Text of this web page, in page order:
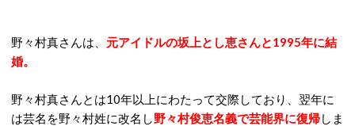
野々村真さんは、 元アイドルの坂上とし恵さんと1995年に結
婚。
野々村真さんとは10年以上にわたって交際しており、翌年に
は芸名を野々村姓に改名し野々村俊恵名義で芸能界に復帰しま